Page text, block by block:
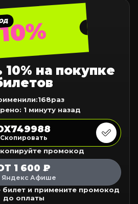
10%
на покупке
168раз
1 минуту назад
Скопировать
промокод
1 600 ₽
Яндекс Афише
билет и примените промокод
до оплаты